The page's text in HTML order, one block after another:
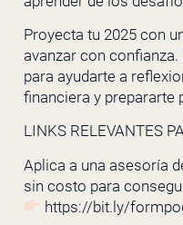
Proyecta tu 2025 con
avanzar con
para ayudarte a
financiera y prepararte
LINKS RELEVANTES
Aplica a una asesoría
sin costo para
https://bit.ly/